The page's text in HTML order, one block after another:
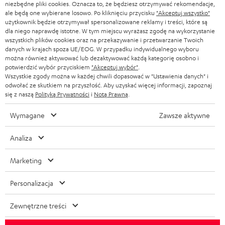
niezbędne pliki cookies. Oznacza to, że będziesz otrzymywać rekomendacje,
ale będą one wybierane losowo. Po kliknięciu przycisku "Akceptuj wszystko"
użytkownik będzie otrzymywał spersonalizowane reklamy i treści, które są
dla niego naprawdę istotne. W tym miejscu wyrażasz zgodę na wykorzystanie
wszystkich plików cookies oraz na przekazywanie i przetwarzanie Twoich
danych w krajach spoza UE/EOG. W przypadku indywidualnego wyboru
można również aktywować lub dezaktywować każdą kategorię osobno i
potwierdzić wybór przyciskiem "Akceptuj wybór"
Wszystkie zgody można w każdej chwili dopasować w "Ustawienia danych" i
odwołać ze skutkiem na przyszłość. Aby uzyskać więcej informacji, zapoznaj
się z naszą Polityką Prywatności i Notą Prawną
Wymagane Zawsze aktywne
Analiza
Marketing
Personalizacja
Zewnętrzne treści